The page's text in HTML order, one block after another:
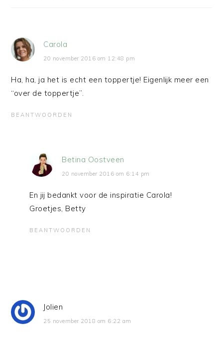
Carola
20 november 2016 om 12:48 pm
Ha, ha, ja het is echt een toppertje! Eigenlijk meer een
“over de toppertje”.
BEANTWOORDEN
Betina Oostveen
20 november 2016 om 6:14 pm
En jij bedankt voor de inspiratie Carola!
Groetjes, Betty
BEANTWOORDEN
Jolien
25 november 2018 om 6:22 am